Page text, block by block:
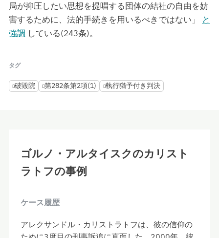
局が抑圧したい思想を提唱する団体の結社の自由を妨
害するために、法的手続きを用いるべきではない」
と
強調 している(243条)。
タグ
破毀院 第282条第2項(1) 執行猶予付き判決
ゴルノ・アルタイスクのカリスト
ラトフの事例
ケース履歴
アレクサンドル・カリストラトフは、彼の信仰の